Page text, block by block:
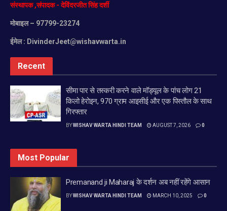
संस्थापक,संपादक-देविंदरजीतसिंहदर्शी
मोबाइल– 97799-23274
ईमेल : DivinderJeet@wishavwarta.in
Recent
सीमा पार से तस्करी करने वाले मॉड्यूल के पांच लोग 21
किलो हेरोइन, 970 ग्राम आइसीई और एक पिस्तौल के साथ
गिरफ्तार
BYWISHAV WARTA HINDI TEAM AUGUST 7, 2026 0
Most Popular
Premanand ji Maharaj के दर्शन अब नहीं रहेंगे आसान
BYWISHAV WARTA HINDI TEAM MARCH 10, 2025 0